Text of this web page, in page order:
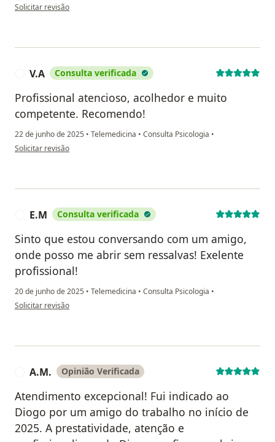
na opinião do utilizador A.C.
Solicitar revisão
V.A Consulta verificada
Profissional atencioso, acolhedor e muito
competente. Recomendo!
22 de junho de 2025 • Telemedicina • Consulta Psicologia •
na opinião do utilizador V.A
Solicitar revisão
E.M Consulta verificada
Sinto que estou conversando com um amigo,
onde posso me abrir sem ressalvas! Exelente
profissional!
20 de junho de 2025 • Telemedicina • Consulta Psicologia •
na opinião do utilizador E.M
Solicitar revisão
A.M. Opinião Verificada
Atendimento excepcional! Fui indicado ao
Diogo por um amigo do trabalho no início de
2025. A prestatividade, atenção e